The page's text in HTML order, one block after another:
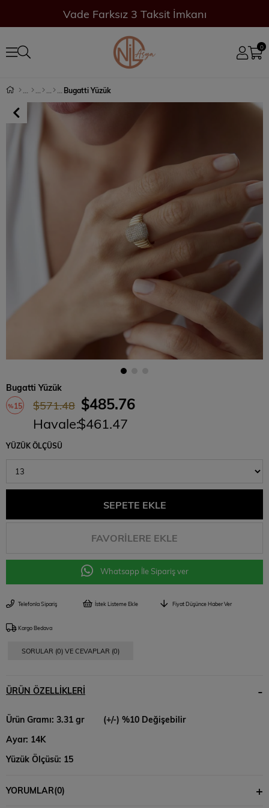
Vade Farksız 3 Taksit İmkanı
0
Bugatti Yüzük
Bugatti Yüzük
%15 $571.48 $485.76
Havale:$461.47
YÜZÜK ÖLÇÜSÜ
FAVORILERE EKLE
Whatsapp İle Sipariş ver
Telefonla Sipariş İstek Listeme Ekle Fiyat Düşünce Haber Ver
Kargo Bedava
SORULAR (0) VE CEVAPLAR (0)
ÜRÜN ÖZELLIKLERI
Ürün Gramı: 3.31 gr (+/-) %10 Değişebilir
Ayar: 14K
Yüzük Ölçüsü: 15
Lüks ve Prestijin Simgesi: Bugatti Yüzükleriyle Tanışın
YORUMLAR(0)